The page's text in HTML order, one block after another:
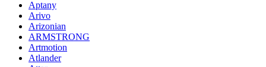
Aptany
Arivo
Arizonian
ARMSTRONG
Artmotion
Atlander